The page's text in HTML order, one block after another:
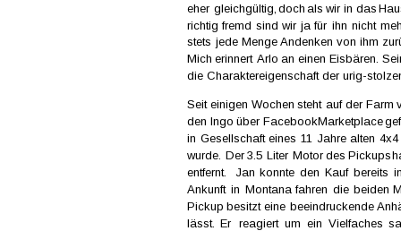
eher gleichgültig, doch als wir in das
richtig fremd sind wir ja für ihn nicht
stets jede Menge Andenken von ihm
Mich erinnert Arlo an einen Eisbären.
die Charaktereigenschaft der urig-
Seit einigen Wochen steht auf der Farm
den Ingo über Facebook Marketplace
in Gesellschaft eines 11 Jahre alten
wurde. Der 3.5 Liter Motor des Pickups
entfernt.
Jan konnte den Kauf bereits
Ankunft in Montana fahren die beiden
Pickup besitzt eine beeindruckende
lässt. Er reagiert um ein Vielfaches